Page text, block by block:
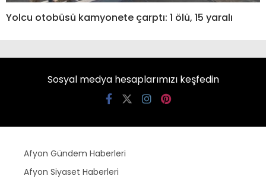
Yolcu otobüsü kamyonete çarptı: 1 ölü, 15 yaralı
Sosyal medya hesaplarımızı keşfedin
Afyon Gündem Haberleri
Afyon Siyaset Haberleri